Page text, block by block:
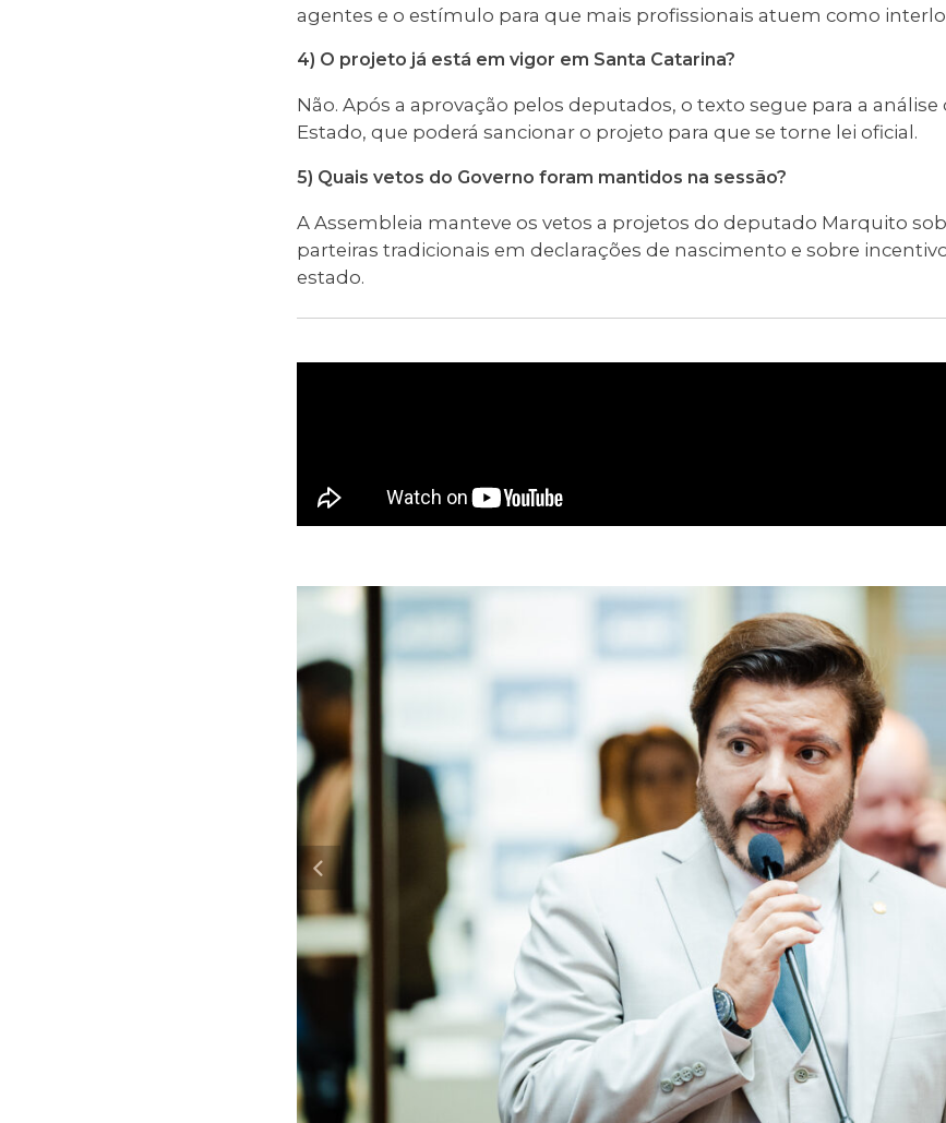
agentes e o estímulo para que mais profissionais atuem como
4) O projeto já está em vigor em Santa Catarina?
Não. Após a aprovação pelos deputados, o texto segue para a
Estado, que poderá sancionar o projeto para que se torne lei oficial.
5) Quais vetos do Governo foram mantidos na sessão?
A Assembleia manteve os vetos a projetos do deputado Marquito
parteiras tradicionais em declarações de nascimento e sobre
estado.